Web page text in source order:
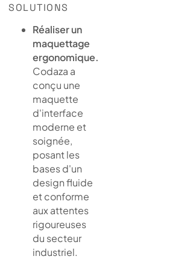
SOLUTIONS
Réaliser un
maquettage
ergonomique.
Codaza a
conçu une
maquette
d'interface
moderne et
soignée,
posant les
bases d'un
design fluide
et conforme
aux attentes
rigoureuses
du secteur
industriel.